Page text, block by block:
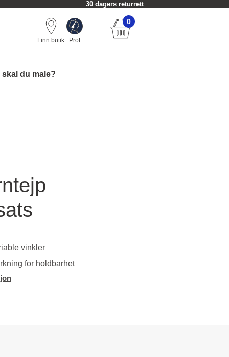
30 dagers returrett
Finn butik Prof
0
skal du male?
vinkler
for holdbarhet